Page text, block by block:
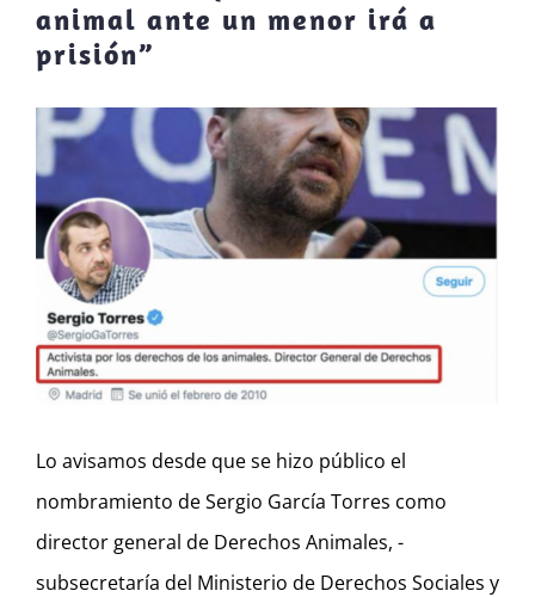
animal ante un menor irá a
prisión”
Ver
imagen
más
grande
Lo avisamos desde que se hizo público el
nombramiento de Sergio García Torres como
director general de Derechos Animales, -
subsecretaría del Ministerio de Derechos Sociales y